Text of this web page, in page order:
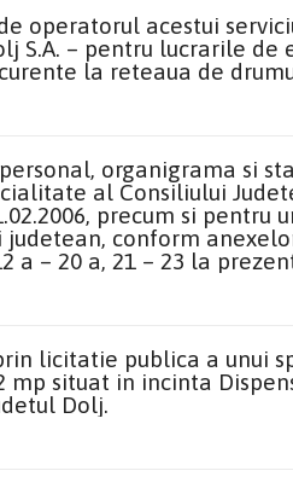
operatorul acestui
S.A. – pentru lucrarile de
la reteaua de
organigrama si
al Consiliului
precum si pentru
conform
a – 20 a, 21 – 23 la
licitatie publica a unui
mp situat in incinta
Dolj.